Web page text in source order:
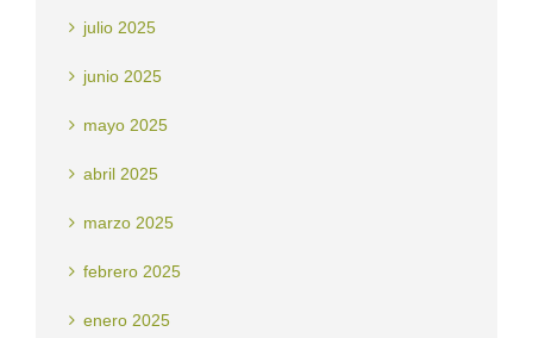
julio 2025
junio 2025
mayo 2025
abril 2025
marzo 2025
febrero 2025
enero 2025